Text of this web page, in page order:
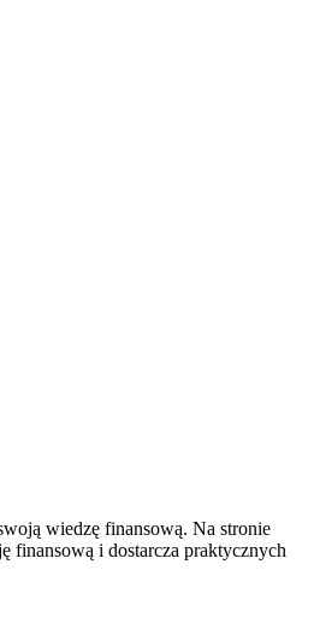
wiedzę finansową. Na stronie
finansową i dostarcza praktycznych